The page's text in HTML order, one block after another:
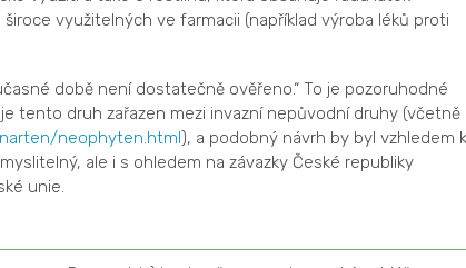
využitelných ve farmacii (například výroba léků proti
době není dostatečně ověřeno.“ To je pozoruhodné
tento druh zařazen mezi invazní nepůvodní druhy (včetně
neophyten.html), a podobný návrh by byl vzhledem k
ale i s ohledem na závazky České republiky
unie.